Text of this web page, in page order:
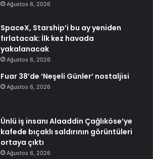
Ağustos 6, 2026
SpaceX, Starship’i bu ay yeniden
fırlatacak: İlk kez havada
yakalanacak
Ağustos 6, 2026
Fuar 38’de ‘Neşeli Günler’ nostaljisi
Ağustos 6, 2026
Ünlü iş insanı Alaaddin Çağlıköse’ye
kafede bıçaklı saldırının görüntüleri
ortaya çıktı
Ağustos 6, 2026